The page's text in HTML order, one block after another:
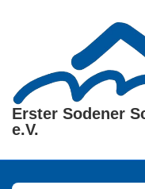
Erster Sodener
e.V.